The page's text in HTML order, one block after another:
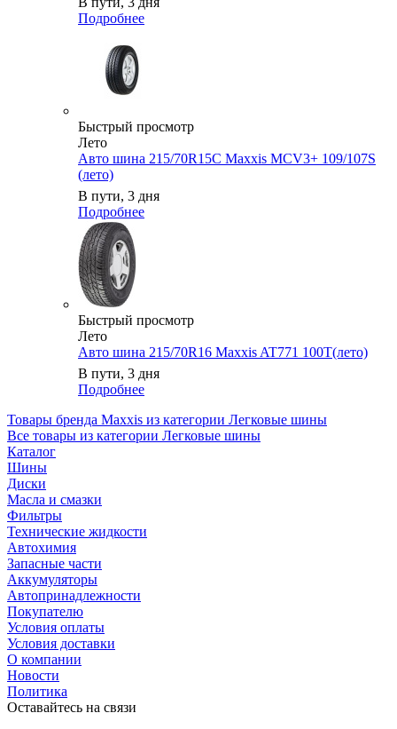
Подробнее
Быстрый просмотр
Лето
Авто шина 215/70R15C Maxxis MCV3+ 109/107S
(лето)
В пути, 3 дня
Подробнее
Быстрый просмотр
Лето
Авто шина 215/70R16 Maxxis AT771 100T(лето)
В пути, 3 дня
Подробнее
Товары бренда Maxxis из категории Легковые шины
Все товары из категории Легковые шины
Каталог
Шины
Диски
Масла и смазки
Фильтры
Технические жидкости
Автохимия
Запасные части
Аккумуляторы
Автопринадлежности
Покупателю
Условия оплаты
Условия доставки
О компании
Новости
Политика
Оставайтесь на связи